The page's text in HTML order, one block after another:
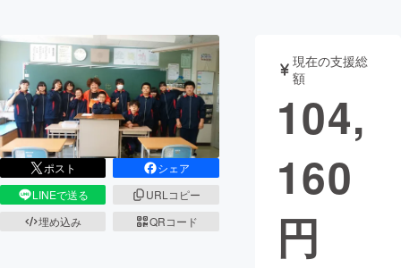
アート・写真 音楽
テクノロジー・ガジェット ゲーム・サ
映像・映画
ビジネス・起業
ポスト
シェア
LINEで送る
URLコピー
埋め込み
QRコード
現在の支援総
額
104,
160
円